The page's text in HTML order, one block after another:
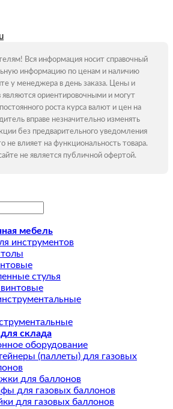
Вся информация носит справочный
информацию по ценам и наличию
у менеджера в день заказа. Цены и
являются ориентировочными и могут
роста курса валют и цен на
вправе незначительно изменять
без предварительного уведомления
не влияет на функциональность товара.
не является публичной офертой.
мебель
инструментов
стулья
склада
оборудование
(паллеты) для газовых
для баллонов
для газовых баллонов
для газовых баллонов